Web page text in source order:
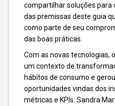
compartilhar soluções para
das premissas deste guia
como parte de seu
das boas práticas.
Com as novas tecnologias,
um contexto de
hábitos de consumo e
oportunidades vindas dos
métricas e KPIs. Sandra